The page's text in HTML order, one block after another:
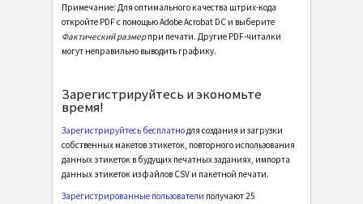
MAT Datamatrix Label KLT
MAT Datamatrix Master Label
MAT PDF417 Label 100*40
LTO
Этикетки LTO
Инвентарные этикетки
Примечание: Для оптимального качества штрих-кода
откройте PDF с помощью Adobe Acrobat DC и выберите
Фактический размерпри печати. Другие PDF-читалки
могут неправильно выводить графику.
Зарегистрируйтесь и экономьте
время!
Зарегистрируйтесь бесплатнодля создания и загрузки
собственных макетов этикеток, повторного использования
данных этикеток в будущих печатных заданиях, импорта
данных этикеток из файлов CSV и пакетной печати.
Зарегистрированные пользователи получают 25